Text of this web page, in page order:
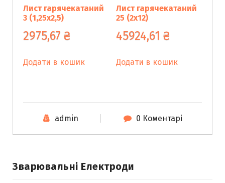
Лист гарячекатаний
3 (1,25х2,5)
2975,67 ₴
Додати в кошик
Лист гарячекатаний
25 (2х12)
45924,61₴
Додати в кошик
admin 0 Коментарі
Зварювальні Електроди